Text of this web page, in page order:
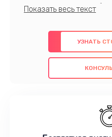
профессионалов с
предлагаем быстрый и
использованием
также гарантируем
проведенных работ.
обслуживание,
наилучшим образом. Не
УЗНАТЬ